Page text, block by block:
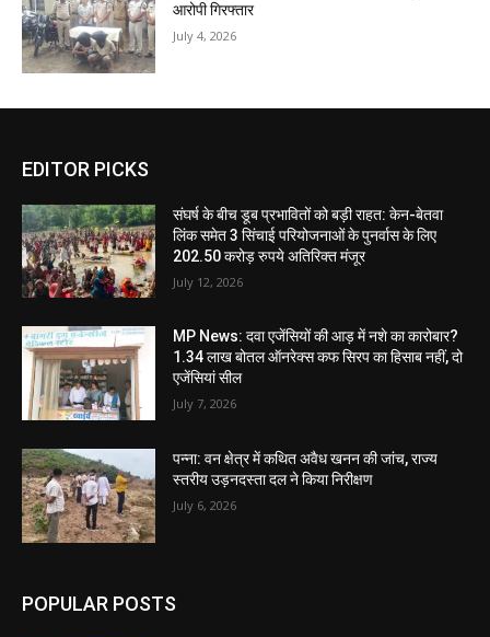
आरोपी गिरफ्तार
July 4, 2026
EDITOR PICKS
संघर्ष के बीच डूब प्रभावितों को बड़ी राहत: केन-बेतवा
लिंक समेत 3 सिंचाई परियोजनाओं के पुनर्वास के लिए
202.50 करोड़ रुपये अतिरिक्त मंजूर
July 12, 2026
MP News: दवा एजेंसियों की आड़ में नशे का कारोबार?
1.34 लाख बोतल ऑनरेक्स कफ सिरप का हिसाब नहीं, दो
एजेंसियां सील
July 7, 2026
पन्ना: वन क्षेत्र में कथित अवैध खनन की जांच, राज्य
स्तरीय उड़नदस्ता दल ने किया निरीक्षण
July 6, 2026
POPULAR POSTS